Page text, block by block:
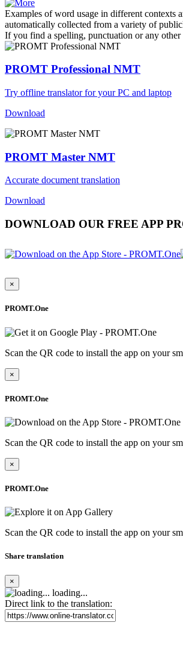
Examples of word usage in different contexts
automatically collected from a variety of
If you find a spelling, punctuation or any
PROMT Professional NMT
Try offline translator for your PC and laptop
Download
PROMT Master NMT
Accurate document translation
Download
DOWNLOAD OUR FREE APP
×
PROMT.One
Scan the QR code to install the app on your
×
PROMT.One
Scan the QR code to install the app on your
×
PROMT.One
Scan the QR code to install the app on your
Share translation
×
loading...
Direct link to the translation: